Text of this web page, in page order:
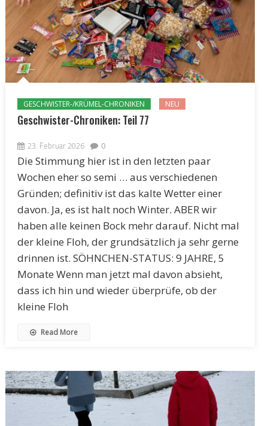
GESCHWISTER-/KRÜMEL-CHRONIKEN NEU
Geschwister-Chroniken: Teil 77
23. Februar 2026 0
Die Stimmung hier ist in den letzten paar
Wochen eher so semi … aus verschiedenen
Gründen; definitiv ist das kalte Wetter einer
davon. Ja, es ist halt noch Winter. ABER wir
haben alle keinen Bock mehr darauf. Nicht mal
der kleine Floh, der grundsätzlich ja sehr gerne
drinnen ist. SÖHNCHEN-STATUS: 9 JAHRE, 5
Monate Wenn man jetzt mal davon absieht,
dass ich hin und wieder überprüfe, ob der
kleine Floh
Read More